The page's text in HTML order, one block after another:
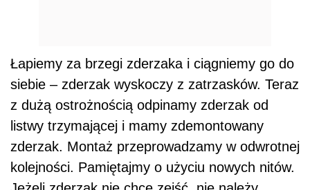
Łapiemy za brzegi zderzaka i ciągniemy go do
siebie – zderzak wyskoczy z zatrzasków. Teraz
z dużą ostrożnością odpinamy zderzak od
listwy trzymającej i mamy zdemontowany
zderzak. Montaż przeprowadzamy w odwrotnej
kolejności. Pamiętajmy o użyciu nowych nitów.